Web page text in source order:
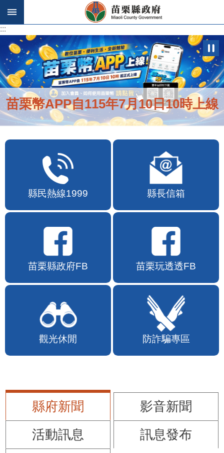
跳到主要內容區塊
:::
苗栗幣APP自115年7月10日10時上線
縣民熱線1999 縣長信箱
苗栗縣政府FB 苗栗玩透透FB
觀光休閒 防詐騙專區
縣府新聞
影音新聞
活動訊息
訊息發布